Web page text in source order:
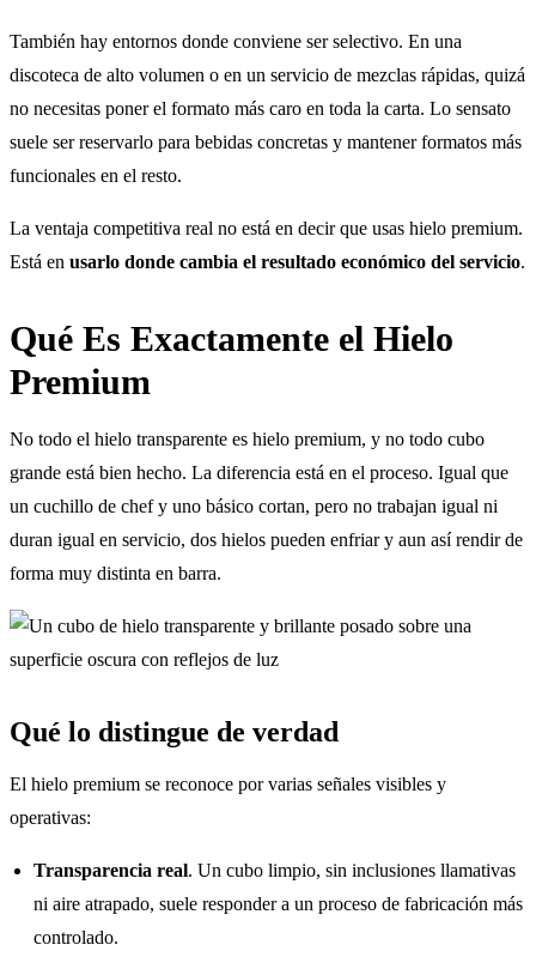
También hay entornos donde conviene ser selectivo. En una
discoteca de alto volumen o en un servicio de mezclas rápidas, quizá
no necesitas poner el formato más caro en toda la carta. Lo sensato
suele ser reservarlo para bebidas concretas y mantener formatos más
funcionales en el resto.
La ventaja competitiva real no está en decir que usas hielo premium.
Está en usarlo donde cambia el resultado económico del servicio.
Qué Es Exactamente el Hielo
Premium
No todo el hielo transparente es hielo premium, y no todo cubo
grande está bien hecho. La diferencia está en el proceso. Igual que
un cuchillo de chef y uno básico cortan, pero no trabajan igual ni
duran igual en servicio, dos hielos pueden enfriar y aun así rendir de
forma muy distinta en barra.
Qué lo distingue de verdad
El hielo premium se reconoce por varias señales visibles y
operativas:
Transparencia real. Un cubo limpio, sin inclusiones llamativas
ni aire atrapado, suele responder a un proceso de fabricación más
controlado.